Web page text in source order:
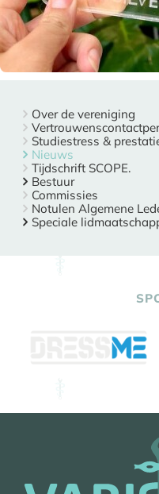
Over de vereniging
Studiestress &
Nieuws
Tijdschrift SCOPE.
Bestuur
Commissies
Notulen Algemene
Speciale